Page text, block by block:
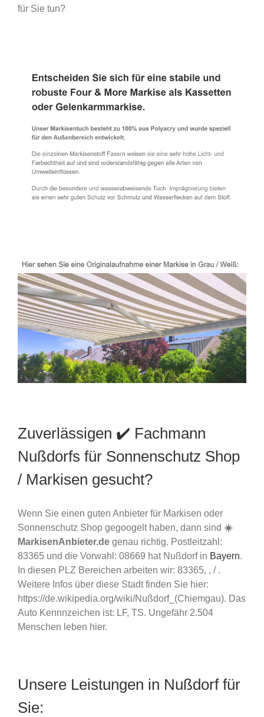
für Sie tun?
Zuverlässigen ✔️ Fachmann
Nußdorfs für Sonnenschutz Shop
/ Markisen gesucht?
Wenn Sie einen guten Anbieter für Markisen oder
Sonnenschutz Shop gegoogelt haben, dann sind ☀️
MarkisenAnbieter.de genau richtig. Postleitzahl:
83365 und die Vorwahl: 08669 hat Nußdorf in Bayern.
In diesen PLZ Bereichen arbeiten wir: 83365, , / .
Weitere Infos über diese Stadt finden Sie hier:
https://de.wikipedia.org/wiki/Nußdorf_(Chiemgau). Das
Auto Kennnzeichen ist: LF, TS. Ungefähr 2.504
Menschen leben hier.
Unsere Leistungen in Nußdorf für
Sie: